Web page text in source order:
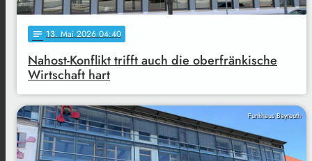
notes 13. Mai 2026 04:40
Nahost-Konflikt trifft auch die oberfränkische
Wirtschaft hart
Funkhaus Bayreuth